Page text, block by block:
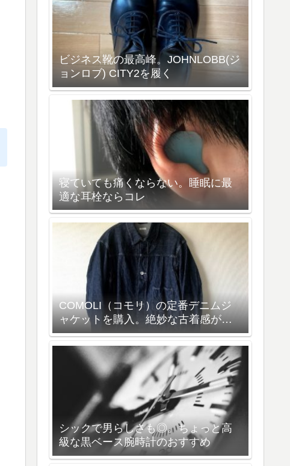
ビジネス靴の最高峰。JOHNLOBB(ジ
ョンロブ) CITY2を履く
寝ていても痛くならない。睡眠に最
適な耳栓ならコレ
COMOLI（コモリ）の定番デニムジ
ャケットを購入。絶妙な古着感が雰
囲気抜群の一着
シックで男らしさも◎。ちょっと高
級な黒ベース腕時計のおすすめ